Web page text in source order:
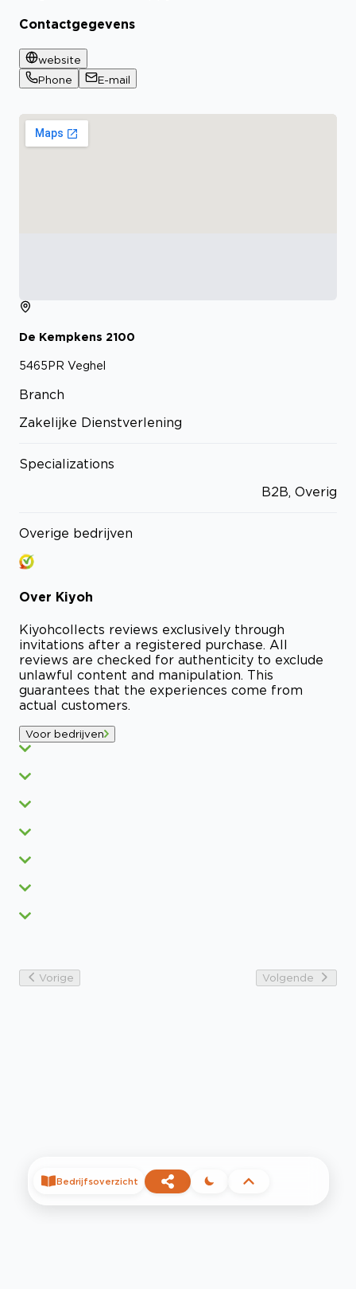
Contactgegevens
website
Phone
E-mail
De Kempkens 2100
5465PR Veghel
Branch
Zakelijke Dienstverlening
Specializations
B2B, Overig
Overige bedrijven
Over Kiyoh
Kiyohcollects reviews exclusively through
invitations after a registered purchase. All
reviews are checked for authenticity to exclude
unlawful content and manipulation. This
guarantees that the experiences come from
actual customers.
Voor bedrijven
Vorige Volgende
Bedrijfsoverzicht